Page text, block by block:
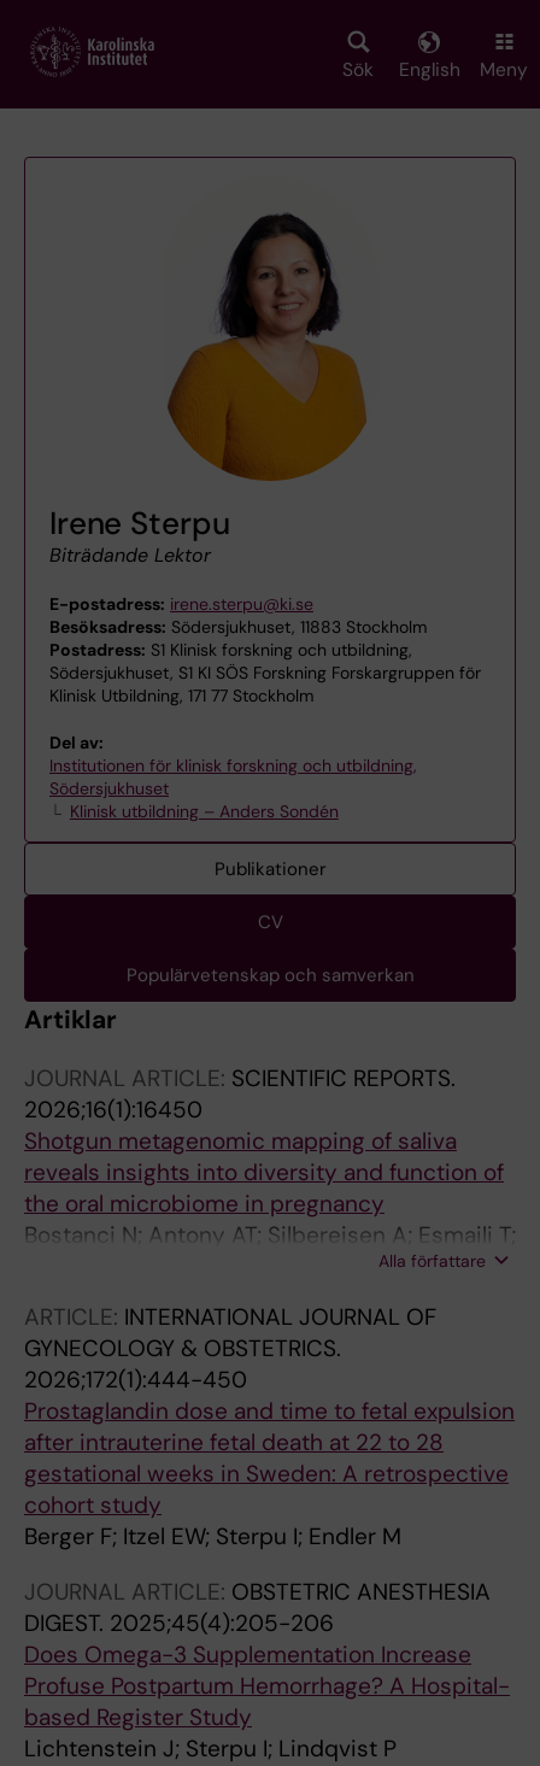
main
Sök English Meny
Irene Sterpu
Biträdande Lektor
E-postadress: irene.sterpu@ki.se
Besöksadress: Södersjukhuset, 11883 Stockholm
Postadress: S1 Klinisk forskning och utbildning,
Södersjukhuset, S1 KI SÖS Forskning Forskargruppen för
Klinisk Utbildning, 171 77 Stockholm
Del av:
Institutionen för klinisk forskning och utbildning,
Södersjukhuset
Klinisk utbildning – Anders Sondén
Publikationer
CV
Populärvetenskap och samverkan
Artiklar
JOURNAL ARTICLE: SCIENTIFIC REPORTS.
2026;16(1):16450
Shotgun metagenomic mapping of saliva
reveals insights into diversity and function of
the oral microbiome in pregnancy
Bostanci N; Antony AT; Silbereisen A; Esmaili T;
Krog MC; Sterpu I; Bashir Z; Engstrand L;
Schuppe-Koistinen I
Alla författare
ARTICLE: INTERNATIONAL JOURNAL OF
GYNECOLOGY & OBSTETRICS.
2026;172(1):444-450
Prostaglandin dose and time to fetal expulsion
after intrauterine fetal death at 22 to 28
gestational weeks in Sweden: A retrospective
cohort study
Berger F; Itzel EW; Sterpu I; Endler M
JOURNAL ARTICLE: OBSTETRIC ANESTHESIA
DIGEST. 2025;45(4):205-206
Does Omega-3 Supplementation Increase
Profuse Postpartum Hemorrhage? A Hospital-
based Register Study
Lichtenstein J; Sterpu I; Lindqvist P